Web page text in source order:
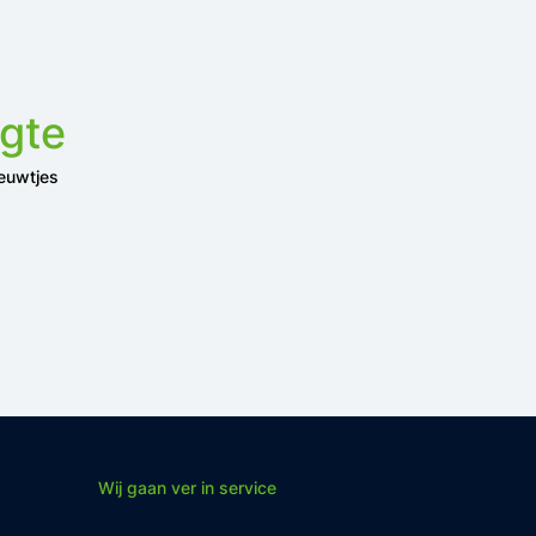
Wij gaan ver in service